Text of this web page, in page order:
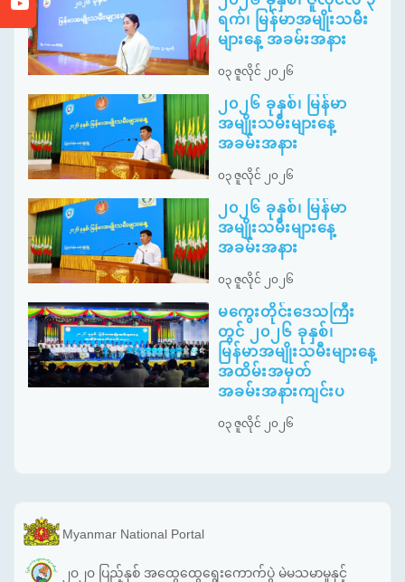
ရက်၊ မြန်မာအမျိုးသမီး
များနေ့ အခမ်းအနား
၀၃ ဇူလိုင် ၂၀၂၆
၂၀၂၆ ခုနှစ်၊ မြန်မာ
အမျိုးသမီးများနေ့
အခမ်းအနား
၀၃ ဇူလိုင် ၂၀၂၆
၂၀၂၆ ခုနှစ်၊ မြန်မာ
အမျိုးသမီးများနေ့
အခမ်းအနား
၀၃ ဇူလိုင် ၂၀၂၆
မကွေးတိုင်းဒေသကြီး
တွင် ၂၀၂၆ ခုနှစ်၊
မြန်မာအမျိုးသမီးများနေ့
အထိမ်းအမှတ်
အခမ်းအနားကျင်းပ
၀၃ ဇူလိုင် ၂၀၂၆
Myanmar National Portal
၂၀၂၀ ပြည့်နှစ် အထွေထွေရွေးကောက်ပွဲ မဲမသမာမှုနှင့်